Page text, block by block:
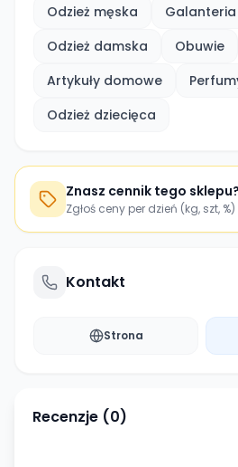
Odzież męska
Galanteria
Odzież damska
Obuwie
Artykuły domowe
Odzież dziecięca
Znasz cennik tego sklepu?
Zgłoś ceny per dzień (kg, szt, %)
Kontakt
Strona
Recenzje (0)